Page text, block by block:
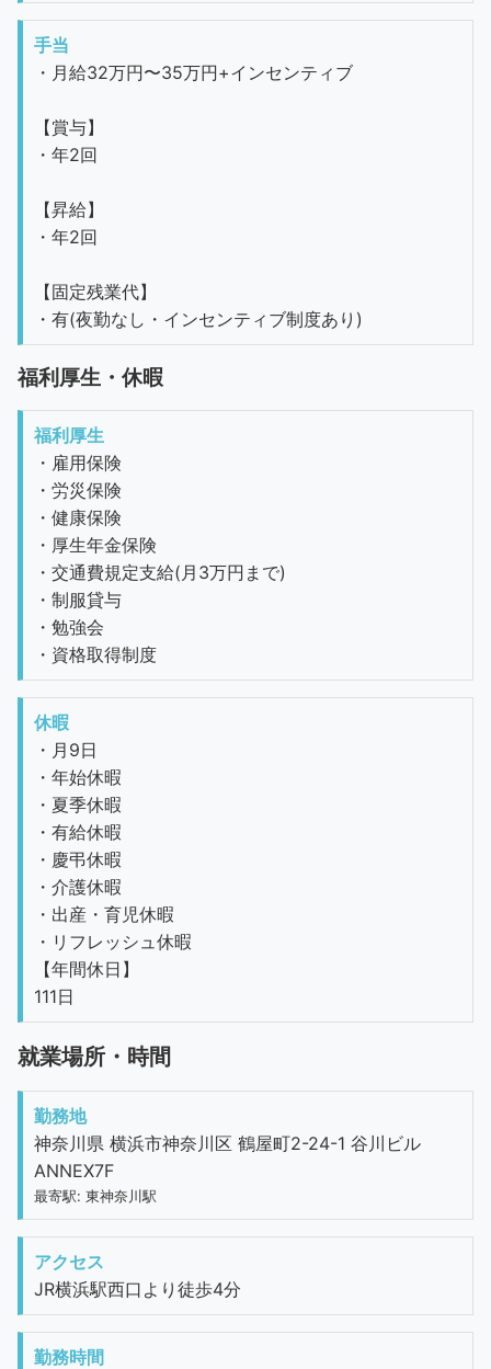
手当
・月給32万円〜35万円+インセンティブ
【賞与】
・年2回
【昇給】
・年2回
【固定残業代】
・有(夜勤なし・インセンティブ制度あり)
福利厚生・休暇
福利厚生
・雇用保険
・労災保険
・健康保険
・厚生年金保険
・交通費規定支給(月3万円まで)
・制服貸与
・勉強会
・資格取得制度
休暇
・月9日
・年始休暇
・夏季休暇
・有給休暇
・慶弔休暇
・介護休暇
・出産・育児休暇
・リフレッシュ休暇
【年間休日】
111日
就業場所・時間
勤務地
神奈川県 横浜市神奈川区 鶴屋町2-24-1 谷川ビル
ANNEX7F
最寄駅: 東神奈川駅
アクセス
JR横浜駅西口より徒歩4分
勤務時間